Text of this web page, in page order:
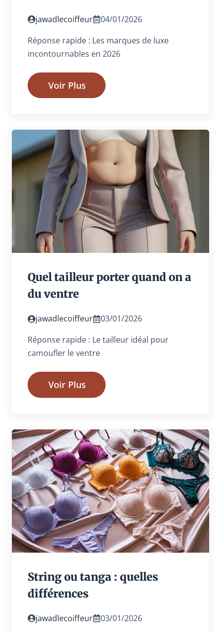
jawadlecoiffeur
04/01/2026
Réponse rapide : Les marques de luxe
incontournables en 2026
Voir Plus
Quel tailleur porter quand on a
du ventre
jawadlecoiffeur
03/01/2026
Réponse rapide : Le tailleur idéal pour
camoufler le ventre
Voir Plus
String ou tanga : quelles
différences
jawadlecoiffeur
03/01/2026